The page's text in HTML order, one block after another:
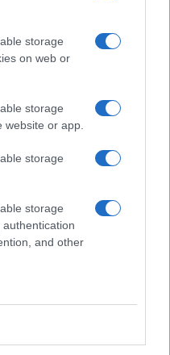
storage
on web or
storage
website or app.
storage
storage
and other
le accuse di Conte sulle